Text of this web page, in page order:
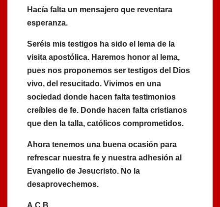
Hacía falta un mensajero que reventara
esperanza.
Seréis mis testigos ha sido el lema de la
visita apostólica. Haremos honor al lema,
pues nos proponemos ser testigos del Dios
vivo, del resucitado. Vivimos en una
sociedad donde hacen falta testimonios
creíbles de fe. Donde hacen falta cristianos
que den la talla, católicos comprometidos.
Ahora tenemos una buena ocasión para
refrescar nuestra fe y nuestra adhesión al
Evangelio de Jesucristo. No la
desaprovechemos.
A.C.B.